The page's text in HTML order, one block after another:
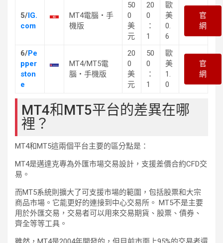
5/IG.
com
MT4電腦・手
機版
50
0
美
元
20
0
：
1
歐
美
0.
6
官
網
6/Pe
pper
ston
e
MT4/MT5電
腦・手機版
20
0
美
元
50
0
：
1
歐
美
1.
0
官
網
MT4和MT5平台的差異在哪
裡？
MT4和MT5這兩個平台主要的區分點是：
MT4是邁達克專為外匯市場交易設計，支援差價合約CFD交
易。
而MT5系統則擴大了可支援市場的範圍，包括股票和大宗
商品市場。它能更好的連接到中心交易所。 MT5不是主要
用於外匯交易，交易者可以用來交易期貨、股票、債券、
齊全等等工具。